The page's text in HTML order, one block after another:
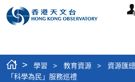
個
> 學習 > 教育資源 > 資源匯總
「科學為民」服務巡禮